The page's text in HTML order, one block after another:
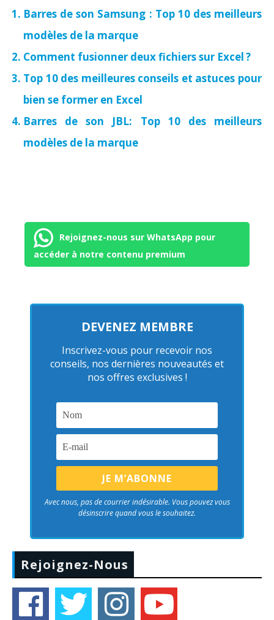
Barres de son Samsung : Top 10 des meilleurs
modèles de la marque
Comment fusionner deux fichiers sur Excel ?
Top 10 des meilleures conseils et astuces pour
bien se former en Excel
Barres de son JBL: Top 10 des meilleurs
modèles de la marque
Rejoignez-nous sur WhatsApp pour
accéder à notre contenu premium
DEVENEZ MEMBRE
Inscrivez-vous pour recevoir nos
conseils, nos dernières nouveautés et
nos offres exclusives !
Avec nous, pas de courrier indésirable. Vous pouvez vous
désinscrire quand vous le souhaitez.
Rejoignez-Nous